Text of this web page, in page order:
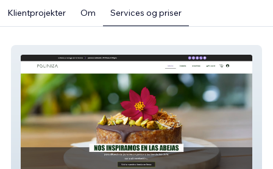
Klientprojekter Om Services og priser